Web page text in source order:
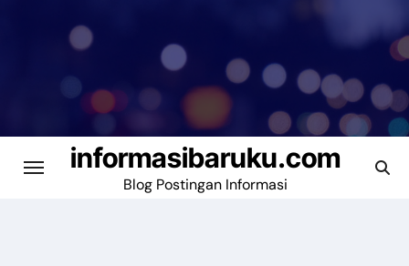
informasibaruku.com
Blog Postingan Informasi